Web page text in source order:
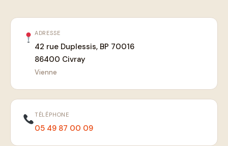
ADRESSE
42 rue Duplessis, BP 70016
86400 Civray
Vienne
TÉLÉPHONE
05 49 87 00 09